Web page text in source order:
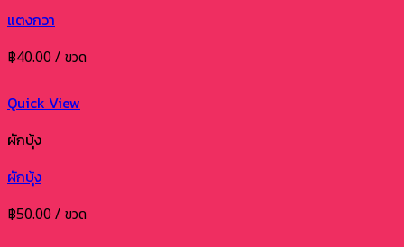
แตงกวา
฿40.00/ ขวด
Quick View
ผักบุ้ง
ผักบุ้ง
฿50.00/ ขวด